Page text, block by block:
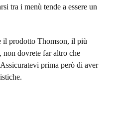
tra i menù tende a essere un
il prodotto Thomson, il più
non dovrete far altro che
prima però di aver